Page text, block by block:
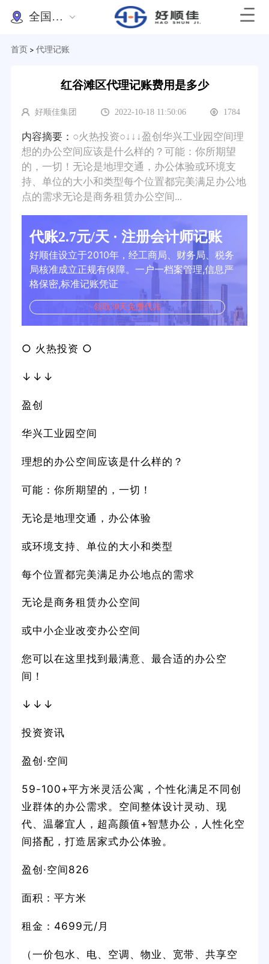
全国办理
首页 > 代理记账
红谷滩区代理记账费用是多少
好顺佳集团 2022-10-18 11:50:06 1784
内容摘要： ○火热投资○↓↓↓盈创华兴工业园空间理
想的办公空间应该是什么样的？可能：你所期望
的，一切！无论是地理交通，办公体验或环境支
持、单位的大小和类型每个位置都完美满足办公地
点的需求无论是商务租赁办公空间...
代账2.7元/天 · 注册会计师记账
好顺佳设立于2010年，经工商局、财务局、税务
局核准成立正规有保障。一户一档案管理,信息严
格保密,标准记账凭证
领取30天免费代账
○ 火热投资 ○
↓↓↓
盈创
华兴工业园空间
理想的办公空间应该是什么样的？
可能：你所期望的，一切！
无论是地理交通，办公体验
或环境支持、单位的大小和类型
每个位置都完美满足办公地点的需求
无论是商务租赁办公空间
或中小企业改变办公空间
您可以在这里找到最满意、最合适的办公空
间！
↓↓↓
投资资讯
盈创·空间
59-100+平方米灵活公寓，个性化满足不同创
业群体的办公需求。空间整体设计灵动、现
代、温馨宜人，超高颜值+智慧办公，人性化空
间搭配，打造居家式办公体验。
盈创·空间826
面积：平方米
租金：4699元/月
（一价包水、电、空调、物业、宽带、共享空